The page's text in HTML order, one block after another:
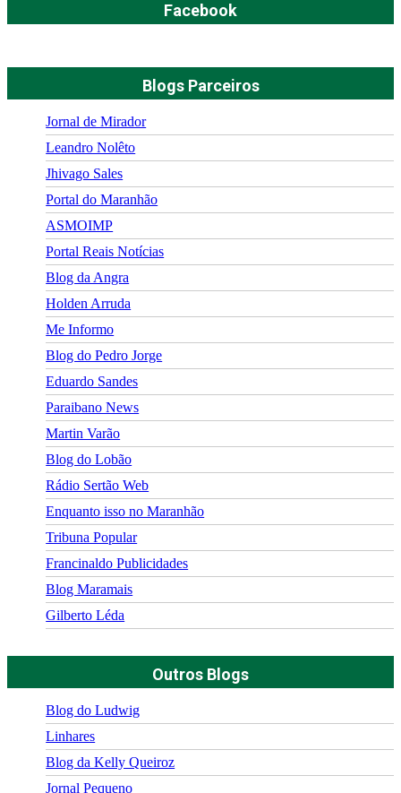
Facebook
Blogs Parceiros
Jornal de Mirador
Leandro Nolêto
Jhivago Sales
Portal do Maranhão
ASMOIMP
Portal Reais Notí­cias
Blog da Angra
Holden Arruda
Me Informo
Blog do Pedro Jorge
Eduardo Sandes
Paraibano News
Martin Varão
Blog do Lobão
Rádio Sertão Web
Enquanto isso no Maranhão
Tribuna Popular
Francinaldo Publicidades
Blog Maramais
Gilberto Léda
Outros Blogs
Blog do Ludwig
Linhares
Blog da Kelly Queiroz
Jornal Pequeno